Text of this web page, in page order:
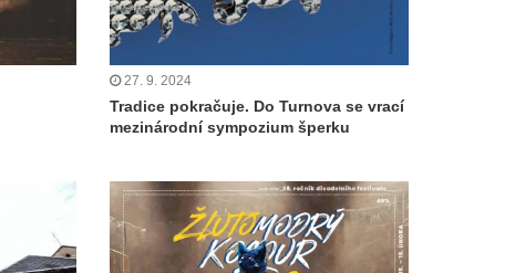
27. 9. 2024
Tradice pokračuje. Do Turnova se vrací
mezinárodní sympozium šperku